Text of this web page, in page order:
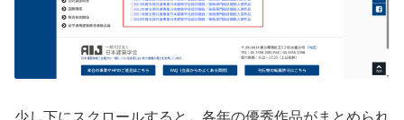
少し下にスクロールすると、各年の優秀作品がまとめられ